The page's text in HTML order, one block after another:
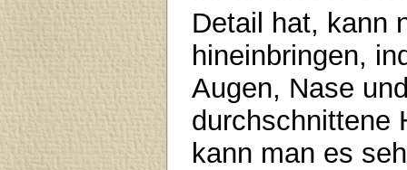
Detail hat, kann
hineinbringen,
Augen, Nase
durchschnittene
kann man es